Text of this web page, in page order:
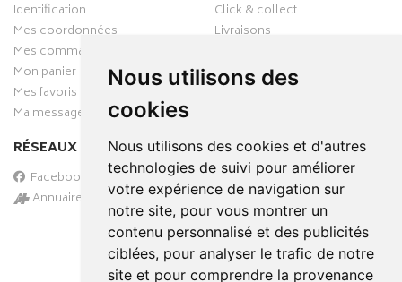
Nous utilisons des
cookies
Nous utilisons des cookies et d'autres
technologies de suivi pour améliorer
votre expérience de navigation sur
notre site, pour vous montrer un
contenu personnalisé et des publicités
ciblées, pour analyser le trafic de notre
site et pour comprendre la provenance
Identification
Mes coordonnées
Mes commandes
Mon panier
Mes favoris
Ma messagerie
RÉSEAUX SOCIAUX
Facebook
Annuaire des pharmacies
Click & collect
Livraisons
PAIEMENT SÉCURISÉ